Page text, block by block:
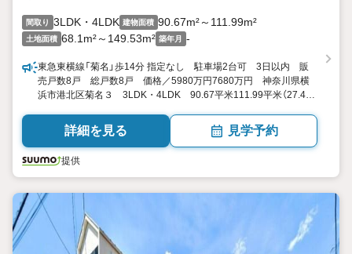
間取り 3LDK・4LDK 建物面積 90.67m²～111.99m²
土地面積 68.1m²～149.53m² 築年月 -
東急東横線「菊名」歩14分 指定なし 駐車場2台可 3日以内 販
売戸数8戸 総戸数8戸 価格／5980万円7680万円 神奈川県横
浜市港北区菊名３ 3LDK・4LDK 90.67平米111.99平米（27.42
詳細を見る 見学予約
提供